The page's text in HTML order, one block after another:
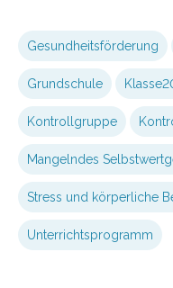
Gesundheitsförderung
Grundschule
Kontrollgruppe
Mangelndes
Stress und körperliche
Unterrichtsprogramm